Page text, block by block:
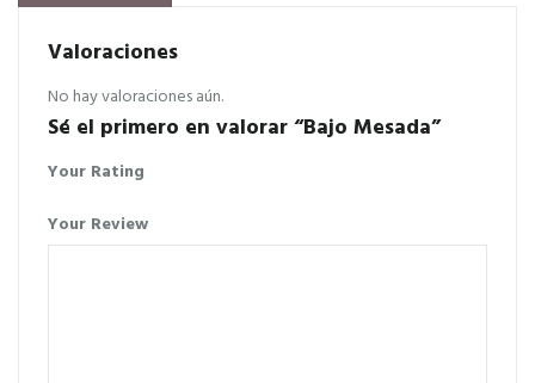
Valoraciones
No hay valoraciones aún.
Sé el primero en valorar “Bajo Mesada”
Your Rating
Your Review